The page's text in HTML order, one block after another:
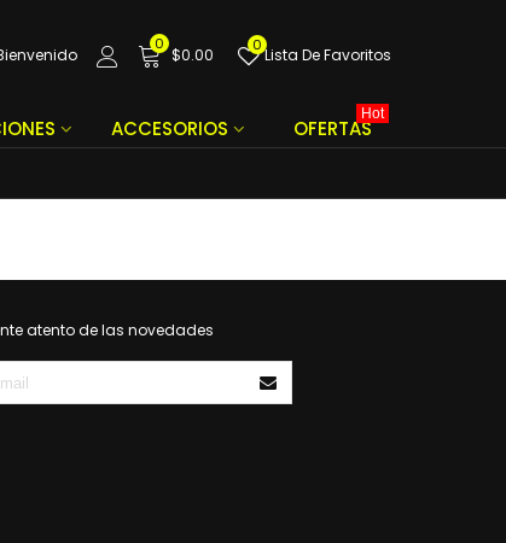
0
$0.00
0
Lista De Favoritos
ACCESORIOS OFERTAS
Hot
atento de las novedades